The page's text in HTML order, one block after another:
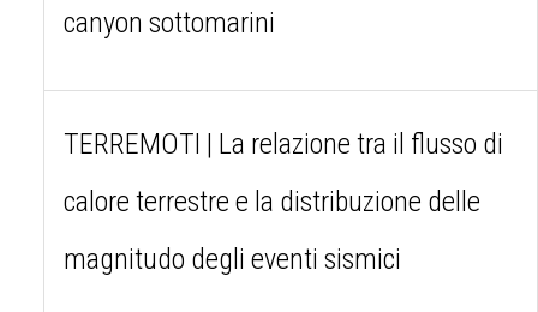
canyon sottomarini
TERREMOTI | La relazione tra il flusso di
calore terrestre e la distribuzione delle
magnitudo degli eventi sismici